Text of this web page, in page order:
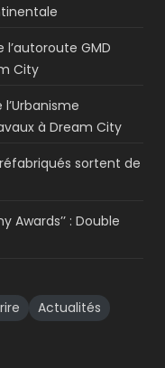
GMD
City
à Dream City
sortent de
Awards’’ : Double
Actualités